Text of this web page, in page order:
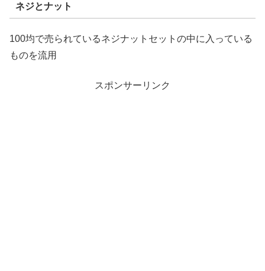
ネジとナット
100均で売られているネジナットセットの中に入っている
ものを流用
スポンサーリンク